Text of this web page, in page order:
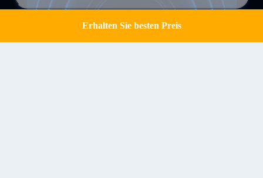
Erhalten Sie besten PreisGet a Quote